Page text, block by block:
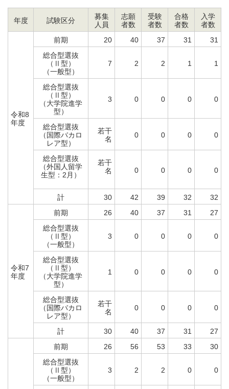
年度 試験区分
募集
人員
志願
者数
受験
者数
合格
者数
入学
者数
令和8
年度
前期 20 40 37 31
31
総合型選抜
（Ⅱ型）
（一般型）
7 2 2 1 1
総合型選抜
（Ⅱ型）
（大学院進学
型）
3 0 0 0 0
総合型選抜
（国際バカロ
レア型）
若干
名
0 0 0 0
総合型選抜
（外国人留学
生型：2月）
若干
名
0 0 0 0
計 30 42 39 32 32
令和7
年度
前期 26 40 37 31
27
総合型選抜
（Ⅱ型）
（一般型）
3 0 0 0 0
総合型選抜
（Ⅱ型）
（大学院進学
型）
1 0 0 0 0
総合型選抜
（国際バカロ
レア型）
若干
名
0 0 0 0
計 30 40 37 31 27
前期 26 56 53 33
30
総合型選抜
（Ⅱ型）
（一般型）
3 2 2 0 0